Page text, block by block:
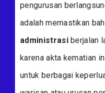
pengurusan
adalah memastikan
administrasiberjalan
karena akta kematian
untuk berbagai